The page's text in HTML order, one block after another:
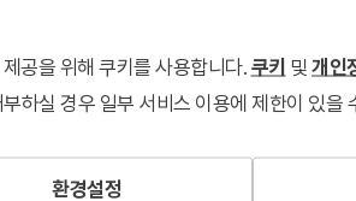
편집 가능합니다. 데이터 보안 전략,
공을 위해 쿠키를 사용합니다. 쿠키 및 개인
하실 경우 일부 서비스 이용에 제한이 있을
환경설정